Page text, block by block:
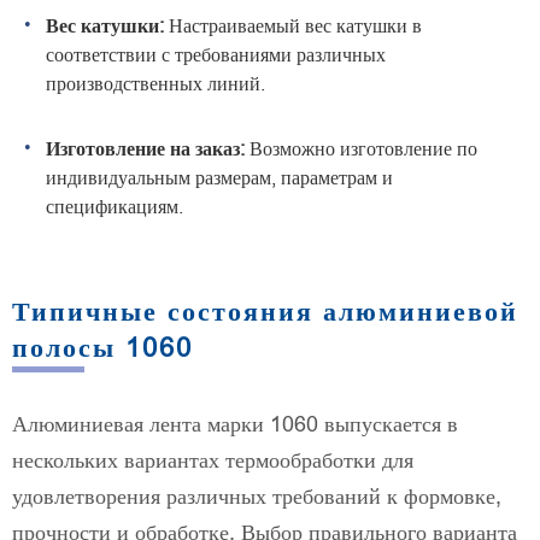
Вес катушки: Настраиваемый вес катушки в
соответствии с требованиями различных
производственных линий.
Изготовление на заказ: Возможно изготовление по
индивидуальным размерам, параметрам и
спецификациям.
Типичные состояния алюминиевой
полосы 1060
Алюминиевая лента марки 1060 выпускается в
нескольких вариантах термообработки для
удовлетворения различных требований к формовке,
прочности и обработке. Выбор правильного варианта